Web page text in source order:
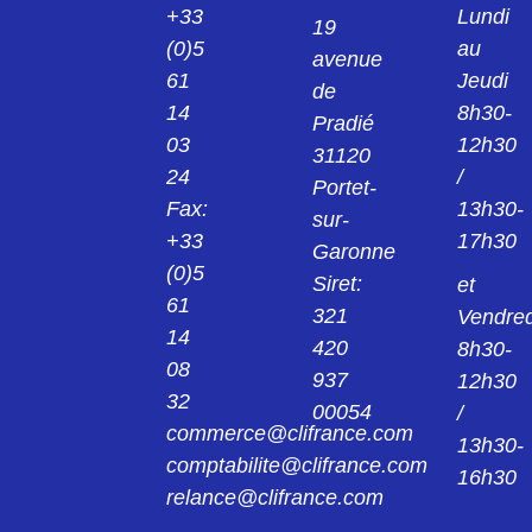
KPS1/B2 PINCE ROUGE 2MM 24.0139-22
KK4/4 MANCHON NOIR 4MM 24.0142-21
KK4/4 MANCHON ROUGE 4MM 24.0142-
AGK20 PINCE 4MM 24.0149
AGK40 PINCE NOIR 2MM 24.0154-21
+33
(0)5
61
14
03
24
Fax:
+33
(0)5
61
14
08
32
commerce@clifrance.com
comptabilite@clifrance.com
relance@clifrance.com
19
avenue
de
Pradié
31120
Portet-
sur-
Garonne
Siret:
321
420
937
00054
Lundi
au
Jeudi
8h30-
12h30
/
13h30-
17h30
et
8h30-
12h30
/
13h30-
16h30